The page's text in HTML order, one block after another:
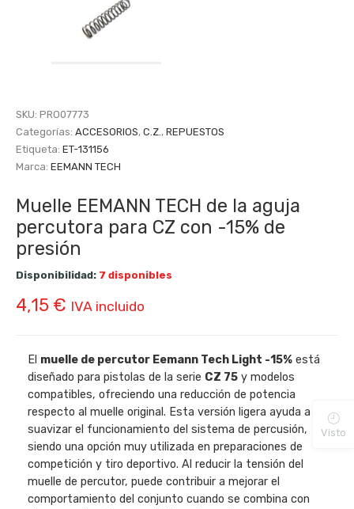
SKU: PRO07773
Categorías: ACCESORIOS, C.Z., REPUESTOS
Etiqueta: ET-131156
Marca: EEMANN TECH
Muelle EEMANN TECH de la aguja
percutora para CZ con -15% de
presión
Disponibilidad: 7 disponibles
4,15 € IVA incluido
El muelle de percutor Eemann Tech Light -15% está
diseñado para pistolas de la serie CZ 75 y modelos
compatibles, ofreciendo una reducción de potencia
respecto al muelle original. Esta versión ligera ayuda a
suavizar el funcionamiento del sistema de percusión,
siendo una opción muy utilizada en preparaciones de
competición y tiro deportivo. Al reducir la tensión del
muelle de percutor, puede contribuir a mejorar el
comportamiento del conjunto cuando se combina con
Visto